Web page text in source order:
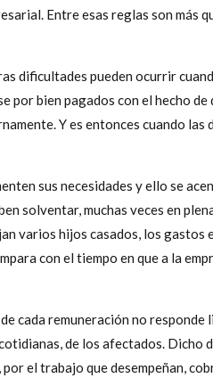
Entre esas reglas son más
dificultades pueden ocurrir
por bien pagados con el hecho de
Y es entonces cuando las
sus necesidades y ello se
solventar, muchas veces en
varios hijos casados, los gastos
con el tiempo en que a la
cada remuneración no responde
de los afectados. Dicho
el trabajo que desempeñan,